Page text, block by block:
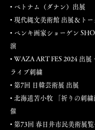
• ベトナム（ダナン）出展
• 現代縄文美術館 出展＆ト
• ペンキ画家ショーゲン
演
• WAZA ART FES 2024 出展
ライブ刺繍
• 第7回 日韓芸術展 出展
• 北海道苫小牧 「祈りの刺
催
• 第73回 春日井市民美術展